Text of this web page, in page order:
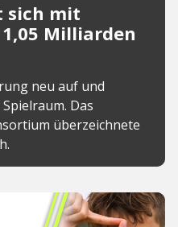
sich mit
Milliarden
neu auf und
Das
überzeichnete